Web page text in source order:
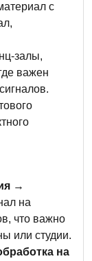
с
залы,
важен
→
на
что важно
или студии.
на